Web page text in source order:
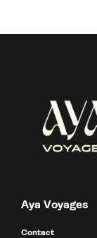
Aya Voyages
Contact